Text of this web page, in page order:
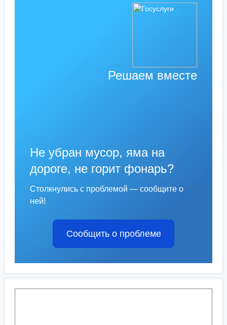
Решаем вместе
Не убран мусор, яма на
дороге, не горит фонарь?
Столкнулись с проблемой — сообщите о
ней!
Сообщить о проблеме